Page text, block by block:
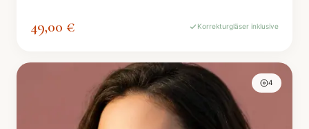
49,00 € Korrekturgläser inklusive
4